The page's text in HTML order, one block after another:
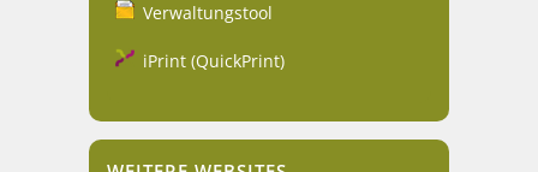
Verwaltungstool
iPrint (QuickPrint)